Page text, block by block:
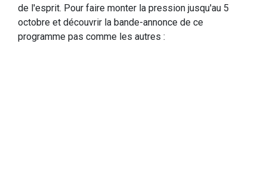
de l'esprit. Pour faire monter la pression jusqu'au 5
octobre et découvrir la bande-annonce de ce
programme pas comme les autres :